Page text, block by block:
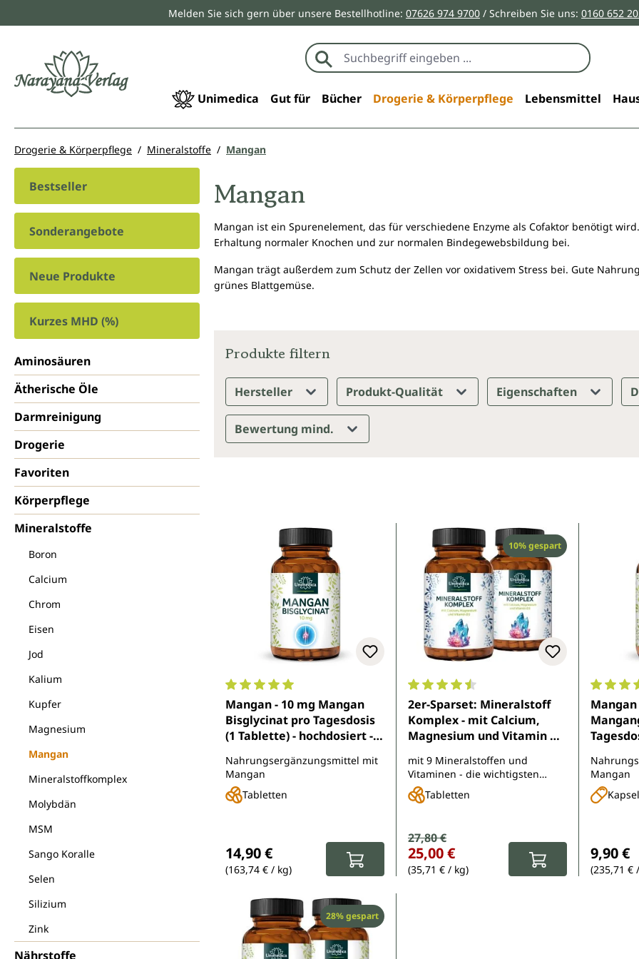
Zur Hauptnavigation springenMelden Sie sich gern über unsere Bestellhotline: 07626 974 9700 / Schreiben Sie uns: 0160 652
Unimedica Gut für Bücher Drogerie & Körperpflege Lebensmittel
Drogerie & Körperpflege Mineralstoffe Mangan
Bestseller
Sonderangebote
Neue Produkte
Kurzes MHD (%)
Aminosäuren
Ätherische Öle
Darmreinigung
Drogerie
Favoriten
Körperpflege
Mineralstoffe
Boron
Calcium
Chrom
Eisen
Jod
Kalium
Kupfer
Magnesium
Mangan
Mineralstoffkomplex
Molybdän
MSM
Sango Koralle
Selen
Silizium
Zink
Nährstoffe
Mangan
Mangan ist ein Spurenelement, das für verschiedene Enzyme als Cofaktor benötigt
Erhaltung normaler Knochen und zur normalen Bindegewebsbildung bei.
Mangan trägt außerdem zum Schutz der Zellen vor oxidativem Stress bei. Gute
grünes Blattgemüse.
Produkte filtern
Hersteller Produkt-Qualität Eigenschaften
Bewertung mind.
Durchschnittliche Bewertung von 5 von 5 Sternen
Mangan - 10 mg Mangan
Bisglycinat pro Tagesdosis
(1 Tablette) - hochdosiert -
Unimedica
Nahrungsergänzungsmittel mit
Mangan
Tabletten
14,90 €
(163,74 € / kg)
Rabatt
10% gespart
Durchschnittliche Bewertung von 4.5 von 5
2er-Sparset: Mineralstoff
Komplex - mit Calcium,
Magnesium und Vitamin D3
Unimedica
mit 9 Mineralstoffen und
Vitaminen - die wichtigsten
Mineralstoffe in einer kleinen
Tablette vereint
Tabletten
Verkaufspreis:
Regulärer Preis:
27,80 €
25,00 €
(35,71 € / kg)
Mangan
Mangan
9,90 €
(235,71 €
Rabatt
28% gespart